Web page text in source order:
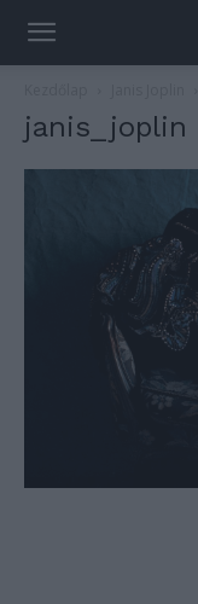
janis_joplin